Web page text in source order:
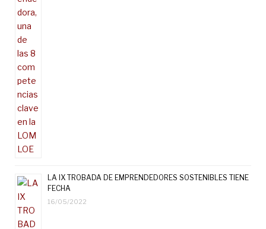
LA IX TROBADA DE EMPRENDEDORES SOSTENIBLES TIENE
FECHA
16/05/2022